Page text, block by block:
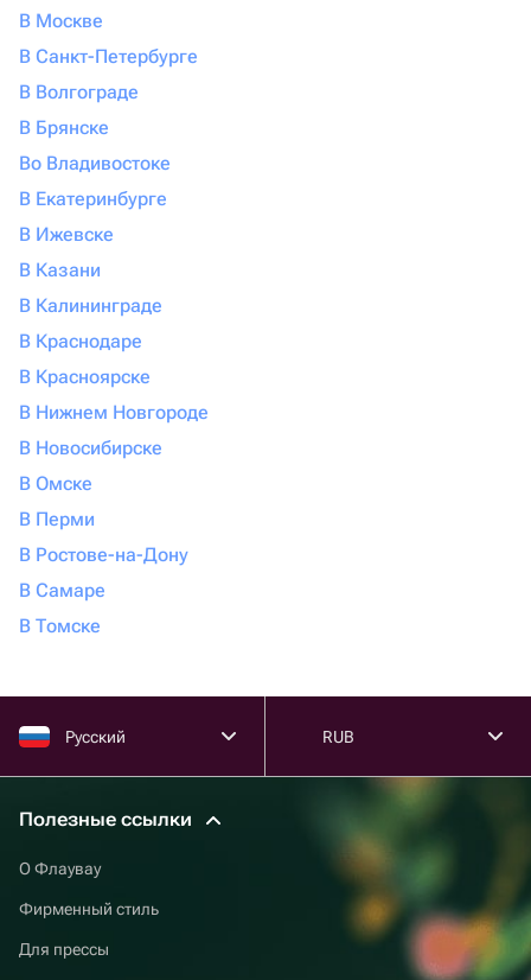
В Москве
В Санкт-Петербурге
В Волгограде
В Брянске
Во Владивостоке
В Екатеринбурге
В Ижевске
В Казани
В Калининграде
В Краснодаре
В Красноярске
В Нижнем Новгороде
В Новосибирске
В Омске
В Перми
В Ростове-на-Дону
В Самаре
В Томске
Русский RUB
Полезные ссылки
О Флаувау
Фирменный стиль
Для прессы